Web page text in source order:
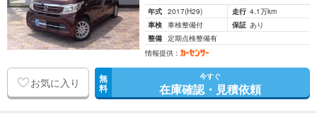
年式 2017(H29) 走行 4.1万km
車検 車検整備付 保証 あり
整備 定期点検整備有
情報提供：
お気に入り 無
料
今すぐ
在庫確認・見積依頼